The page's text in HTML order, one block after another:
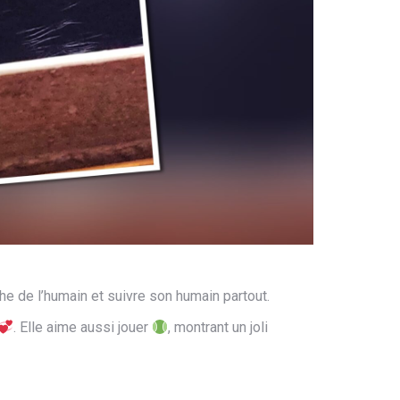
de l’humain et suivre son humain partout.
. Elle aime aussi jouer
, montrant un joli